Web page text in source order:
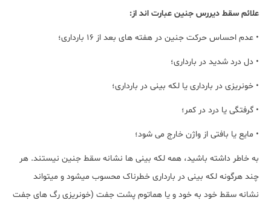
علائم سقط دیررس جنین عبارت اند از:
• عدم احساس حرکت جنین در هفته های بعد از 16 بارداری؛
• دل درد شدید در بارداری؛
• خونریزی در بارداری یا لکه بینی در بارداری؛
• گرفتگی یا درد در کمر؛
• مایع یا بافتی از واژن خارج می شود؛
به خاطر داشته باشید، همه لکه بینی ها نشانه سقط جنین نیستند. هر
چند هرگونه لکه بینی در بارداری خطرناک محسوب میشود و میتواند
نشانه سقط خود به خود و یا هماتوم پشت جفت (خونریزی رگ های جفت